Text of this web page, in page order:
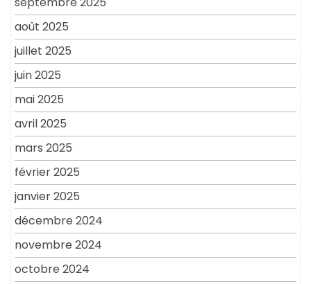
août 2025
juillet 2025
juin 2025
mai 2025
avril 2025
mars 2025
février 2025
janvier 2025
décembre 2024
novembre 2024
octobre 2024